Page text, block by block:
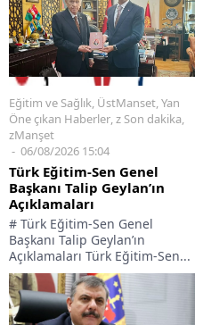
Eğitim ve Sağlık, ÜstManset,Yan
Öne çıkan Haberler,z Son dakika,
zManşet
06/08/2026 15:04
Türk Eğitim-Sen Genel
Başkanı Talip Geylan’ın
Açıklamaları
# Türk Eğitim-Sen Genel
Başkanı Talip Geylan’ın
Açıklamaları Türk Eğitim-Sen...